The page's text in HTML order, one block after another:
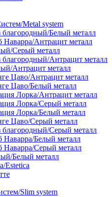
Metal system
Белый металл
Антрацит металл
Серый металл
Антрацит металл
Антрацит металл
Цаво/Антрацит металл
Цаво/Белый металл
Лорка/Антрацит металл
Лорка/Серый металл
Лорка/Белый металл
Цаво/Серый металл
благородный/Серый металл
Наварра/Белый металл
Наварра/Серый металл
Белый металл
Estetica
Slim system